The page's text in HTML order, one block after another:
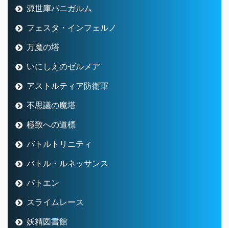
源世庫パニガルム
フェスタ・インフェルノ
万魔の塔
いにしえのゼルメア
アストルティア防衛軍
不思議の魔塔
極致への道標
バトルトリニティ
バトル・ルネッサンス
バトエン
スライムレース
妖精図書館